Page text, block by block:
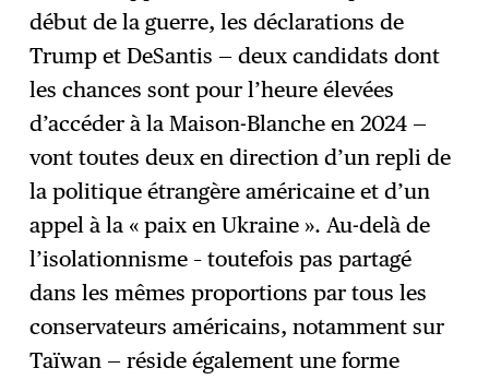
début de la guerre, les déclarations de
Trump et DeSantis — deux candidats dont
les chances sont pour l’heure élevées
d’accéder à la Maison-Blanche en 2024 —
vont toutes deux en direction d’un repli de
la politique étrangère américaine et d’un
appel à la « paix en Ukraine ». Au-delà de
l’isolationnisme – toutefois pas partagé
dans les mêmes proportions par tous les
conservateurs américains, notamment sur
Taïwan — réside également une forme